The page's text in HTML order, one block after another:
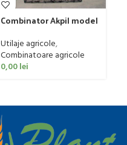
Combinator Akpil model
Utilaje agricole,
Combinatoare agricole
0,00lei